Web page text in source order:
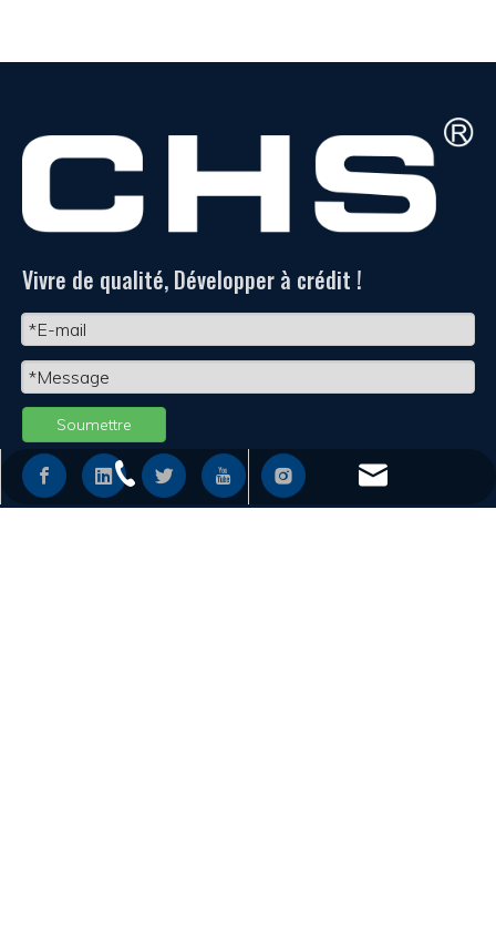
Vivre de qualité, Développer à crédit !
Soumettre
+86 - 577 - 62798390
info@chs.com.cn